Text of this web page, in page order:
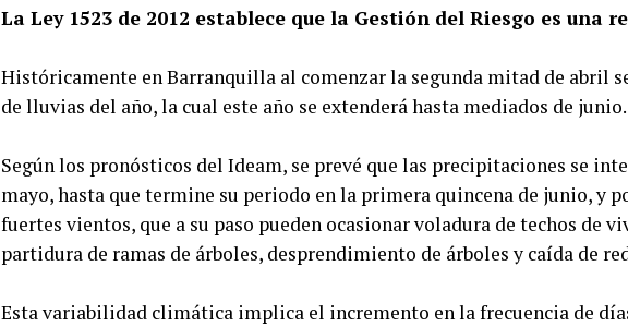
La Ley 1523 de 2012 establece que la Gestión del Riesgo es una
Históricamente en Barranquilla al comenzar la segunda mitad de abril
de lluvias del año, la cual este año se extenderá hasta mediados de junio.
Según los pronósticos del Ideam, se prevé que las precipitaciones se
mayo, hasta que termine su periodo en la primera quincena de junio, y
fuertes vientos, que a su paso pueden ocasionar voladura de techos de
partidura de ramas de árboles, desprendimiento de árboles y caída de
Esta variabilidad climática implica el incremento en la frecuencia de